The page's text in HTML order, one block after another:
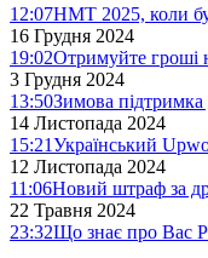
12:07НМТ 2025, коли
16 Грудня 2024
19:02Отримуйте гроші
3 Грудня 2024
13:50Зимова підтримка
14 Листопада 2024
15:21Український
12 Листопада 2024
11:06Новий штраф за
22 Травня 2024
23:32Що знає про Вас